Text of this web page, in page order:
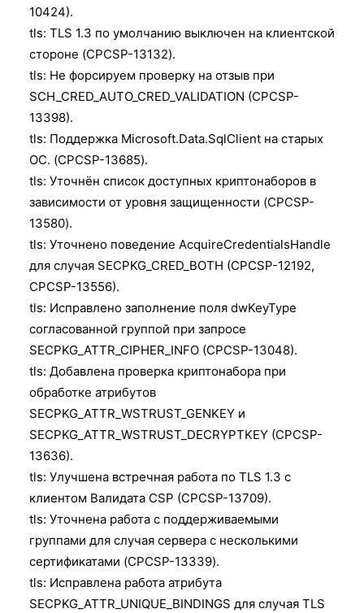
10424).
tls: TLS 1.3 по умолчанию выключен на клиентской
стороне (CPCSP-13132).
tls: Не форсируем проверку на отзыв при
SCH_CRED_AUTO_CRED_VALIDATION (CPCSP-
13398).
tls: Поддержка Microsoft.Data.SqlClient на старых
ОС. (CPCSP-13685).
tls: Уточнён список доступных криптонаборов в
зависимости от уровня защищенности (CPCSP-
13580).
tls: Уточнено поведение AcquireCredentialsHandle
для случая SECPKG_CRED_BOTH (CPCSP-12192,
CPCSP-13556).
tls: Исправлено заполнение поля dwKeyType
согласованной группой при запросе
SECPKG_ATTR_CIPHER_INFO (CPCSP-13048).
tls: Добавлена проверка криптонабора при
обработке атрибутов
SECPKG_ATTR_WSTRUST_GENKEY и
SECPKG_ATTR_WSTRUST_DECRYPTKEY (CPCSP-
13636).
tls: Улучшена встречная работа по TLS 1.3 с
клиентом Валидата CSP (CPCSP-13709).
tls: Уточнена работа с поддерживаемыми
группами для случая сервера с несколькими
сертификатами (CPCSP-13339).
tls: Исправлена работа атрибута
SECPKG_ATTR_UNIQUE_BINDINGS для случая TLS